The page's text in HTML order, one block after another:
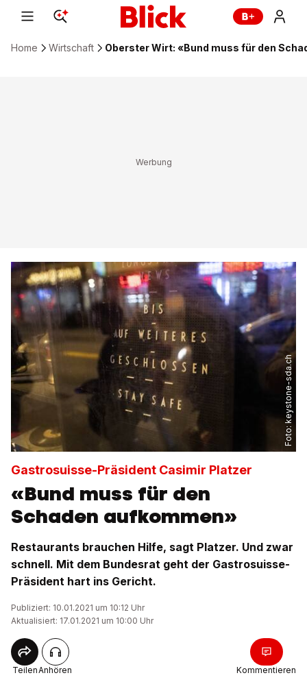
Home Wirtschaft Oberster Wirt: «Bund muss für den
Foto:
keystone-sda.ch
Gastrosuisse-Präsident Casimir Platzer
«Bund muss für den
Schaden aufkommen»
Restaurants brauchen Hilfe, sagt Platzer. Und zwar
schnell. Mit dem Bundesrat geht der Gastrosuisse-
Präsident hart ins Gericht.
Publiziert: 10.01.2021 um 10:12 Uhr
Aktualisiert: 17.01.2021 um 10:00 Uhr
TeilenAnhören Kommentieren